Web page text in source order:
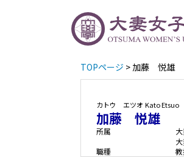
TOPページ > 加藤 悦雄
カトウ エツオ Kato Etsuo
加藤 悦雄
所属
職種